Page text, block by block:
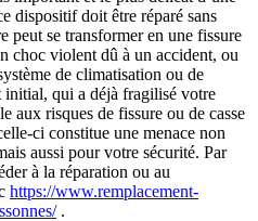
dispositif doit être réparé sans
peut se transformer en une fissure
choc violent dû à un accident, ou
de climatisation ou de
initial, qui a déjà fragilisé votre
aux risques de fissure ou de casse
ci constitue une menace non
aussi pour votre sécurité. Par
à la réparation ou au
https://www.remplacement-
.